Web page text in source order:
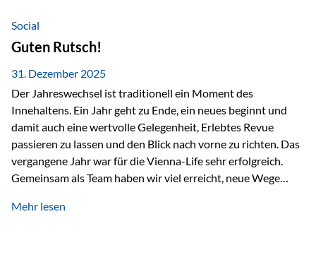
Vermögensstrukturierung und Nachfolgeplanung
gemeinsam zu diskutieren. Persönlich für Sie vor Ort An
beiden Kongresstagen stehen Ihnen Maximilian
Fichtenbauer, Dirk…
Social
Guten Rutsch!
31. Dezember 2025
Der Jahreswechsel ist traditionell ein Moment des
Innehaltens. Ein Jahr geht zu Ende, ein neues beginnt und
damit auch eine wertvolle Gelegenheit, Erlebtes Revue
passieren zu lassen und den Blick nach vorne zu richten. Das
vergangene Jahr war für die Vienna-Life sehr erfolgreich.
Gemeinsam als Team haben wir viel erreicht, neue Wege
Veranstaltungen wie der Schnifisschnauf, aber auch unsere
Mehr lesen